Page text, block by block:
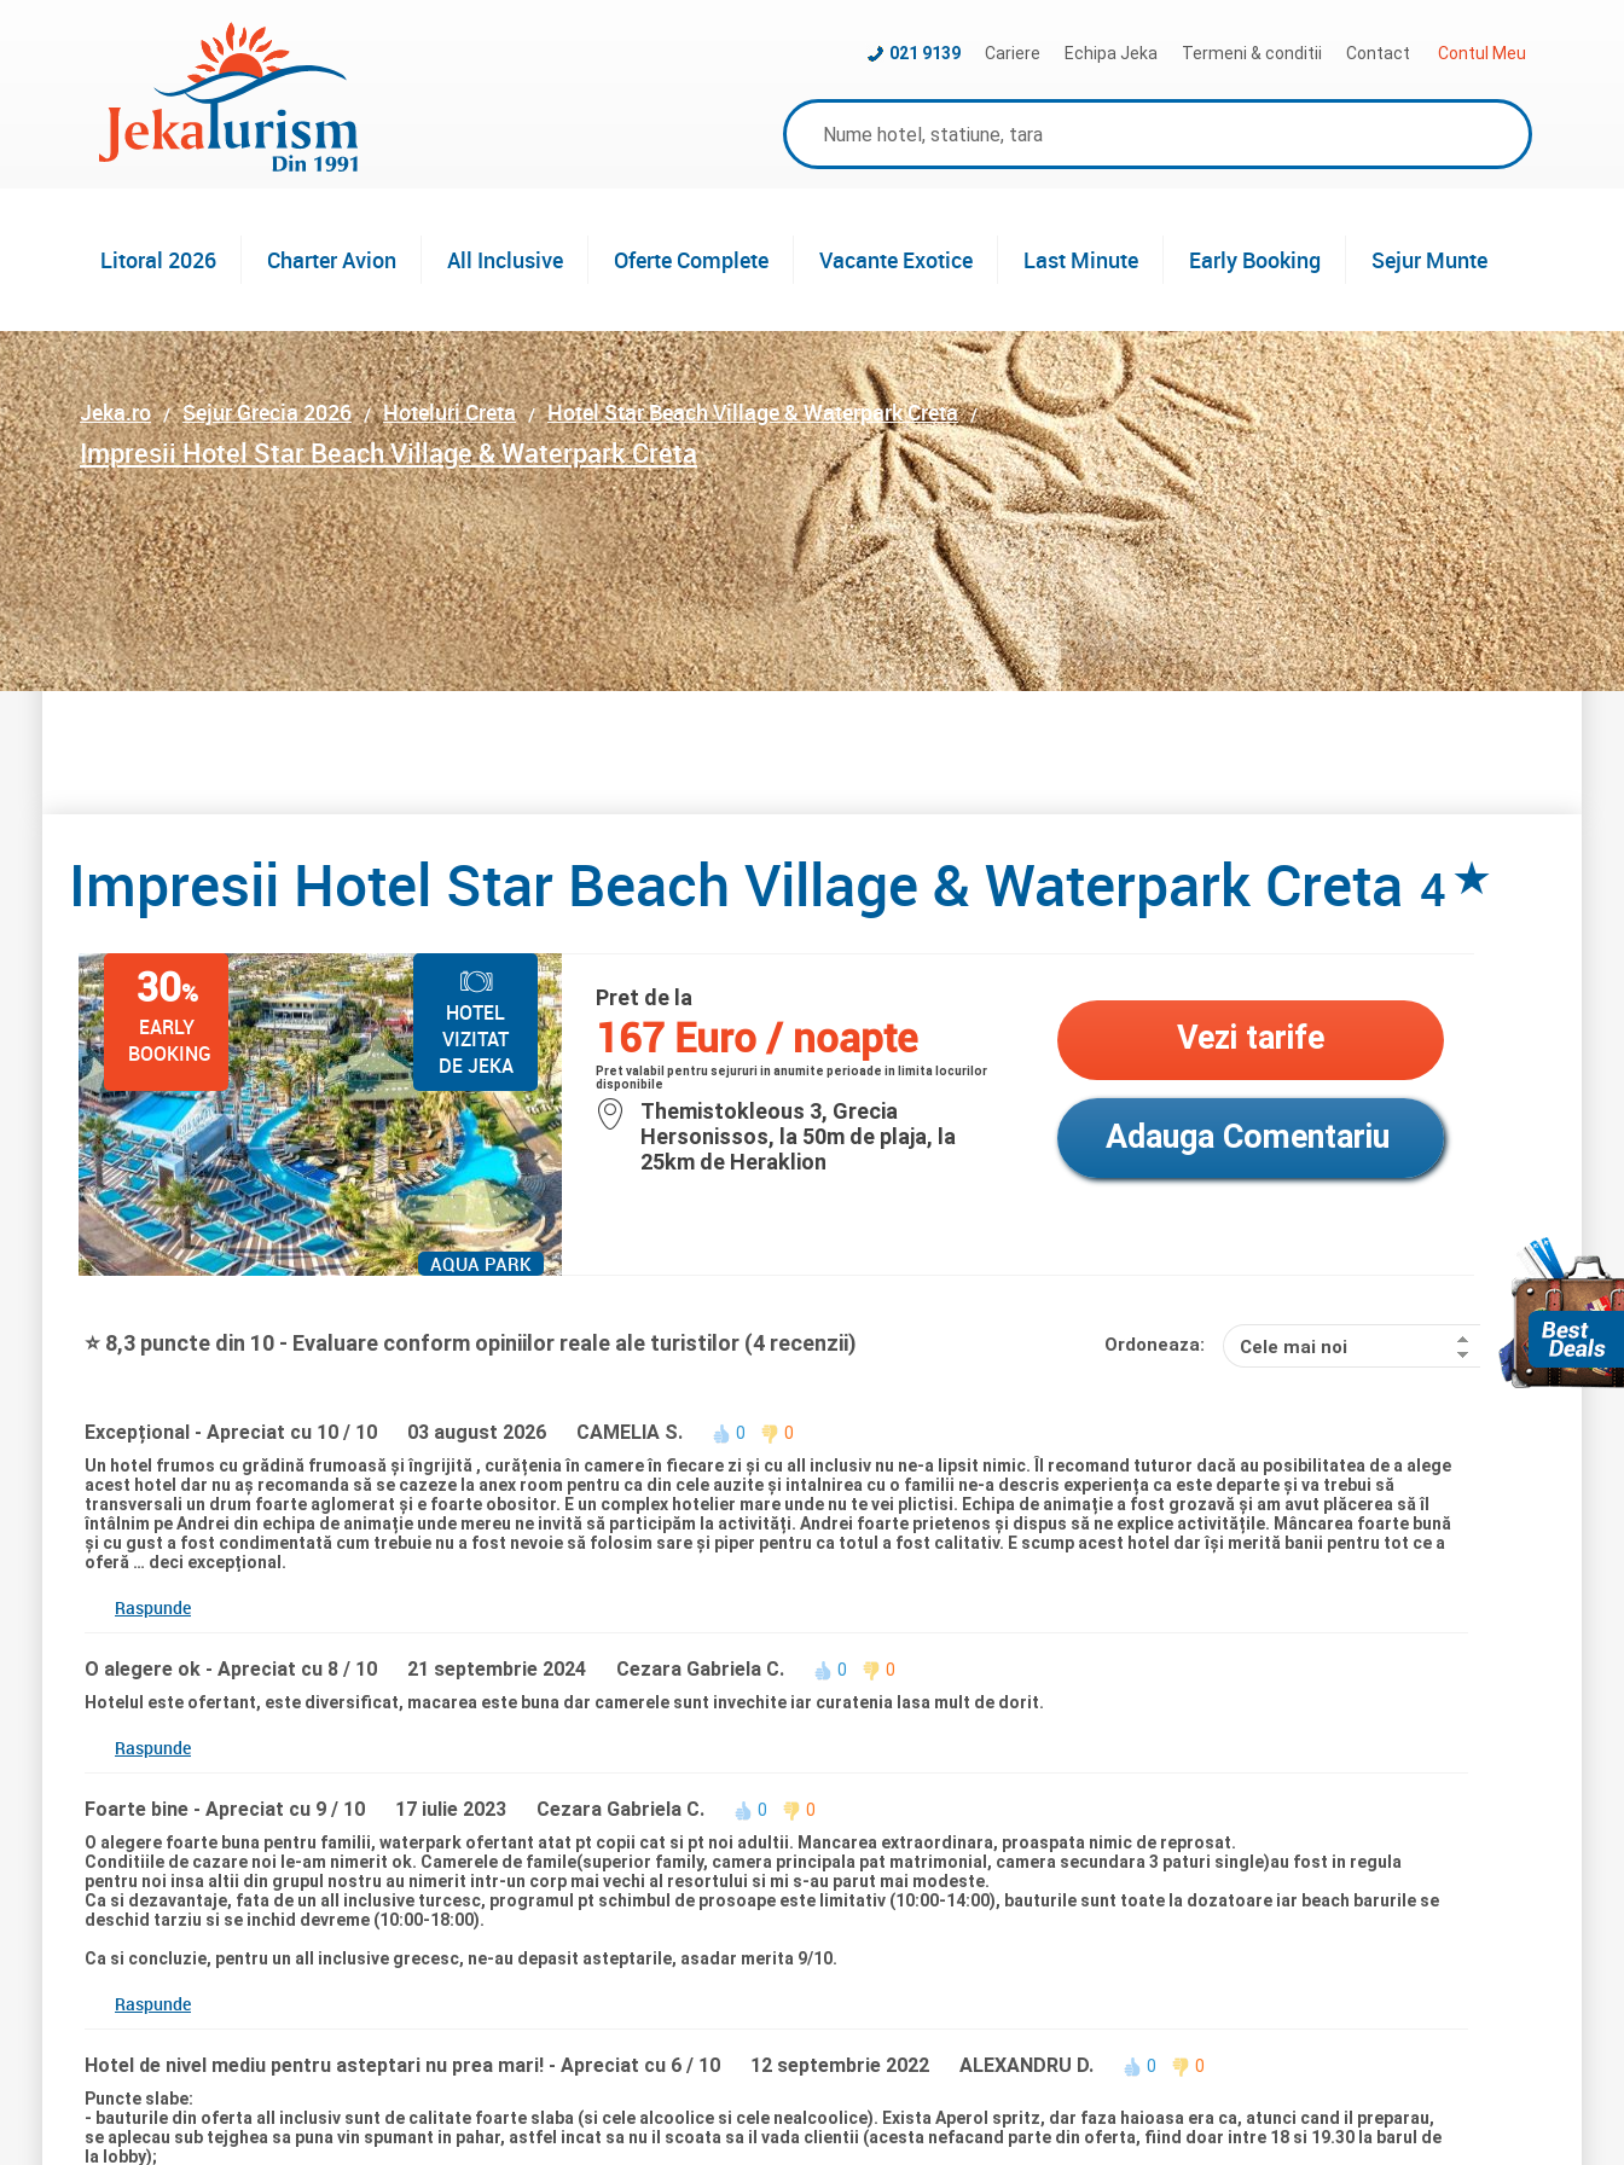
Cariere Echipa Jeka Termeni & conditii Contact Contul Meu
021 9139
Litoral 2026 Charter Avion All Inclusive Oferte Complete Vacante Exotice Last Minute Early Booking Sejur Munte
Jeka.ro Sejur Grecia 2026 Hoteluri Creta Hotel Star Beach Village & Waterpark Creta
Impresii Hotel Star Beach Village & Waterpark Creta
Impresii Hotel Star Beach Village & Waterpark Creta 4★
30%
EARLY
BOOKING
HOTEL
VIZITAT
DE JEKA
AQUA PARK
Pret de la
167 Euro / noapte
Pret valabil pentru sejururi in anumite perioade in limita locurilor
disponibile
Themistokleous 3, Grecia
Hersonissos, la 50m de plaja, la
25km de Heraklion
Vezi tarife
Adauga Comentariu
⭐ 8,3 puncte din 10 - Evaluare conform opiniilor reale ale turistilor (4 recenzii) Ordoneaza: Cele mai noi
Excepțional - Apreciat cu 10 / 10 03 august 2026 CAMELIA S. 0
0
Un hotel frumos cu grădină frumoasă și îngrijită , curățenia în camere în fiecare zi și cu all inclusiv nu ne-a lipsit nimic. Îl recomand tuturor dacă au posibilitatea de a alege
acest hotel dar nu aș recomanda să se cazeze la anex room pentru ca din cele auzite și intalnirea cu o familii ne-a descris experiența ca este departe și va trebui să
transversali un drum foarte aglomerat și e foarte obositor. E un complex hotelier mare unde nu te vei plictisi. Echipa de animație a fost grozavă și am avut plăcerea să îl
întâlnim pe Andrei din echipa de animație unde mereu ne invită să participăm la activități. Andrei foarte prietenos și dispus să ne explice activitățile. Mâncarea foarte bună
și cu gust a fost condimentată cum trebuie nu a fost nevoie să folosim sare și piper pentru ca totul a fost calitativ. E scump acest hotel dar își merită banii pentru tot ce a
oferă … deci excepțional.
Raspunde
O alegere ok - Apreciat cu 8 / 10 21 septembrie 2024 Cezara Gabriela C. 0
0
Hotelul este ofertant, este diversificat, macarea este buna dar camerele sunt invechite iar curatenia lasa mult de dorit.
Raspunde
Foarte bine - Apreciat cu 9 / 10 17 iulie 2023 Cezara Gabriela C. 0
0
O alegere foarte buna pentru familii, waterpark ofertant atat pt copii cat si pt noi adultii. Mancarea extraordinara, proaspata nimic de reprosat.
Conditiile de cazare noi le-am nimerit ok. Camerele de famile(superior family, camera principala pat matrimonial, camera secundara 3 paturi single)au fost in regula
pentru noi insa altii din grupul nostru au nimerit intr-un corp mai vechi al resortului si mi s-au parut mai modeste.
Ca si dezavantaje, fata de un all inclusive turcesc, programul pt schimbul de prosoape este limitativ (10:00-14:00), bauturile sunt toate la dozatoare iar beach barurile se
deschid tarziu si se inchid devreme (10:00-18:00).
Ca si concluzie, pentru un all inclusive grecesc, ne-au depasit asteptarile, asadar merita 9/10.
Raspunde
Hotel de nivel mediu pentru asteptari nu prea mari! - Apreciat cu 6 / 10 12 septembrie 2022 ALEXANDRU D. 0
0
Puncte slabe:
- bauturile din oferta all inclusiv sunt de calitate foarte slaba (si cele alcoolice si cele nealcoolice). Exista Aperol spritz, dar faza haioasa era ca, atunci cand il preparau,
se aplecau sub tejghea sa puna vin spumant in pahar, astfel incat sa nu il scoata sa il vada clientii (acesta nefacand parte din oferta, fiind doar intre 18 si 19.30 la barul de
la lobby);